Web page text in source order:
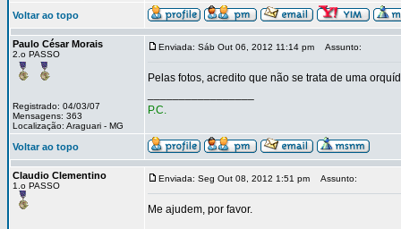
Voltar ao topo
Paulo César Morais
2.o PASSO
Registrado: 04/03/07
Mensagens: 363
Localização: Araguari - MG
Enviada: Sáb Out 06, 2012 11:14 pm Assunto:
Pelas fotos, acredito que não se trata de uma
P.C.
Voltar ao topo
Claudio Clementino
1.o PASSO
Enviada: Seg Out 08, 2012 1:51 pm Assunto:
Me ajudem, por favor.